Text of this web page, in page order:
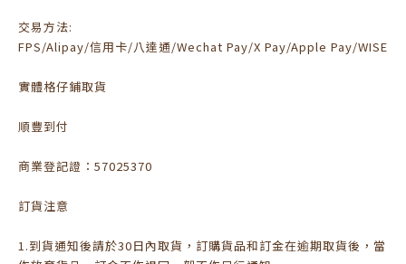
交易方法:
FPS/Alipay/信用卡/八達通/Wechat Pay/X Pay/Apple Pay/WISE
實體格仔鋪取貨
順豐到付
商業登記證：57025370
訂貨注意
1.到貨通知後請於30日內取貨，訂購貨品和訂金在逾期取貨後，當